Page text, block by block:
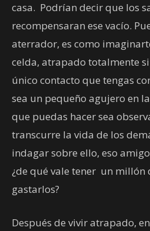
casa. Podrían decir que los
recompensaran ese vacío.
aterrador, es como
celda, atrapado totalmente
único contacto que tengas
sea un pequeño agujero en
que puedas hacer sea
transcurre la vida de los
indagar sobre ello, eso
¿de qué vale tener un millón
gastarlos?
Después de vivir atrapado,